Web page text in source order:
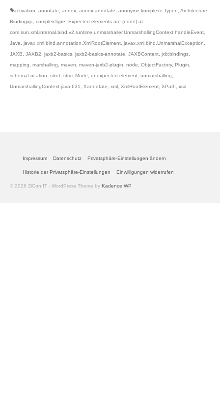
activation annotate annox annox:annotate anonyme komplexe Typen Architecture
Bindingxjc complexType
Expected elements are (none) at
com.sun.xml.internal.bind.v2.runtime.unmarshaller.UnmarshallingContext.handleEvent
Java
javax.xml.bind.annotation.XmlRootElement javax.xml.bind.UnmarshalException
JAXB
JAXB2 jaxb2-basics jaxb2-basics-annotate JAXBContext jxb:bindings
mapping
marshalling maven maven-jaxb2-plugin node ObjectFactory, Plugin
schemaLocation
strict strict-Mode unexpected element unmarshalling
UnmarshallingContext.java:631
Xannotate xml XmlRootElement XPath xsd
Impressum Datenschutz Privatsphäre-Einstellungen ändern
Historie der Privatsphäre-Einstellungen Einwilligungen widerrufen
© 2026 ZiCon IT - WordPress Theme by Kadence WP